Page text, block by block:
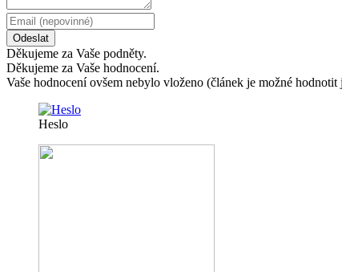
Odeslat
Děkujeme za Vaše podněty.
Děkujeme za Vaše hodnocení.
Vaše hodnocení ovšem nebylo vloženo (článek je možné hodnotit
Heslo